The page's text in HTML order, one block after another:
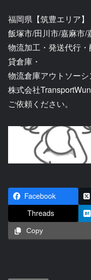
福岡県【筑豊エリア】
飯塚市/田川市/嘉麻市/
物流加工・発送代行
貸倉庫・
物流倉庫アウトソー
株式会社
ご依頼ください。
Facebook
Threads
Copy